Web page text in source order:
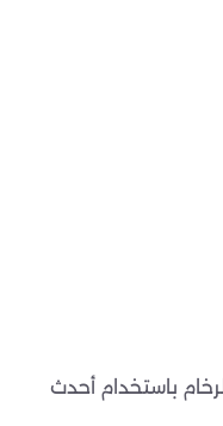
باستخدام أحدث